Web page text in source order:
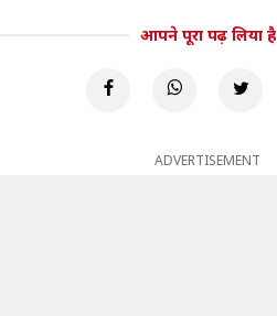
आपने पूरा पढ़ लिया है
ADVERTISEMENT